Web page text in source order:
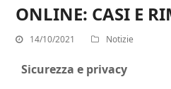
ONLINE: CASI E
14/10/2021 Notizie
Sicurezza e privacy